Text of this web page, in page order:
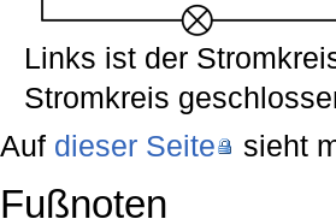
Links ist der
Stromkreis
Auf dieser Seite sieht
Fußnoten